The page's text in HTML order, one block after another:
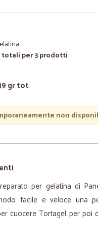
totali per 3 prodotti
gr tot
non
per gelatina di
facile e veloce una
cuocere Tortagel per poi